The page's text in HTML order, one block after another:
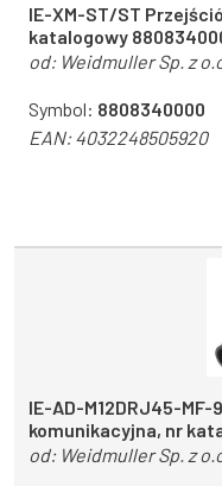
IE-XM-ST/ST
katalogowy
od: Weidmuller Sp. z
Symbol: 8808340000
EAN:4032248505920
IE-AD-M12DRJ45-
komunikacyjna, nr
od: Weidmuller Sp. z